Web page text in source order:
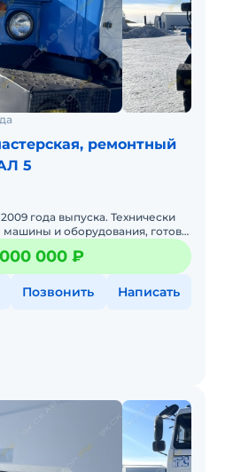
ремонтный
5
года выпуска. Технически
машины и оборудования, готово
проводились согласно
000 ₽
Позвонить Написать